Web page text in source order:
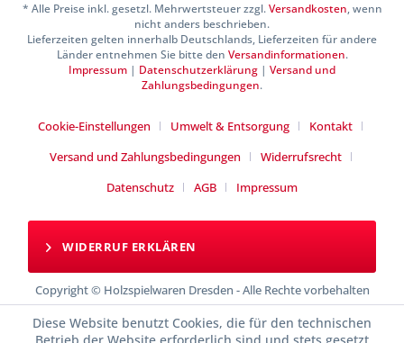
* Alle Preise inkl. gesetzl. Mehrwertsteuer zzgl.Versandkosten, wenn
nicht anders beschrieben.
Lieferzeiten gelten innerhalb Deutschlands, Lieferzeiten für andere
Länder entnehmen Sie bitte den Versandinformationen.
Impressum | Datenschutzerklärung | Versand und
Zahlungsbedingungen.
Cookie-Einstellungen Umwelt & Entsorgung
Kontakt
Versand und Zahlungsbedingungen
Widerrufsrecht
Datenschutz
AGB Impressum
WIDERRUF ERKLÄREN
Copyright © Holzspielwaren Dresden - Alle Rechte vorbehalten
Diese Website benutzt Cookies, die für den technischen